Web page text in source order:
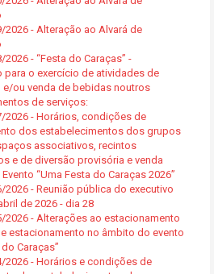
2026 - Alteração ao Alvará de
2026 - “Festa do Caraças” -
para o exercício de atividades de
e/ou venda de bebidas noutros
de serviços:
2026 - Horários, condições de
dos estabelecimentos dos grupos
associativos, recintos
e de diversão provisória e venda
“Uma Festa do Caraças 2026”
2026 - Reunião pública do executivo
de 2026 - dia 28
2026 - Alterações ao estacionamento
estacionamento no âmbito do evento
Caraças”
2026 - Horários e condições de